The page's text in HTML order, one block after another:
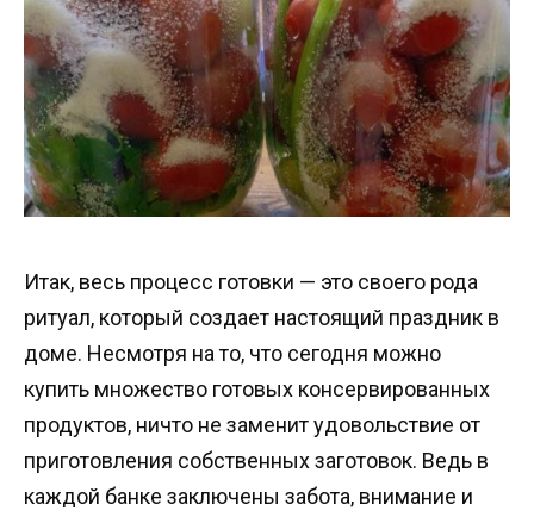
Итак, весь процесс готовки — это своего рода
ритуал, который создает настоящий праздник в
доме. Несмотря на то, что сегодня можно
купить множество готовых консервированных
продуктов, ничто не заменит удовольствие от
приготовления собственных заготовок. Ведь в
каждой банке заключены забота, внимание и